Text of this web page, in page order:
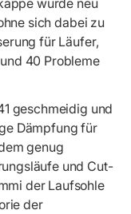
wurde neu
sich dabei zu
für Läufer,
40 Probleme
geschmeidig und
Dämpfung für
genug
und Cut-
der Laufsohle
der